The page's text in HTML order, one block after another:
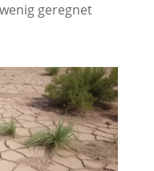
geregnet